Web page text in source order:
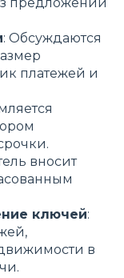
: Обсуждаются
платежей и
вносит
ключей:
в